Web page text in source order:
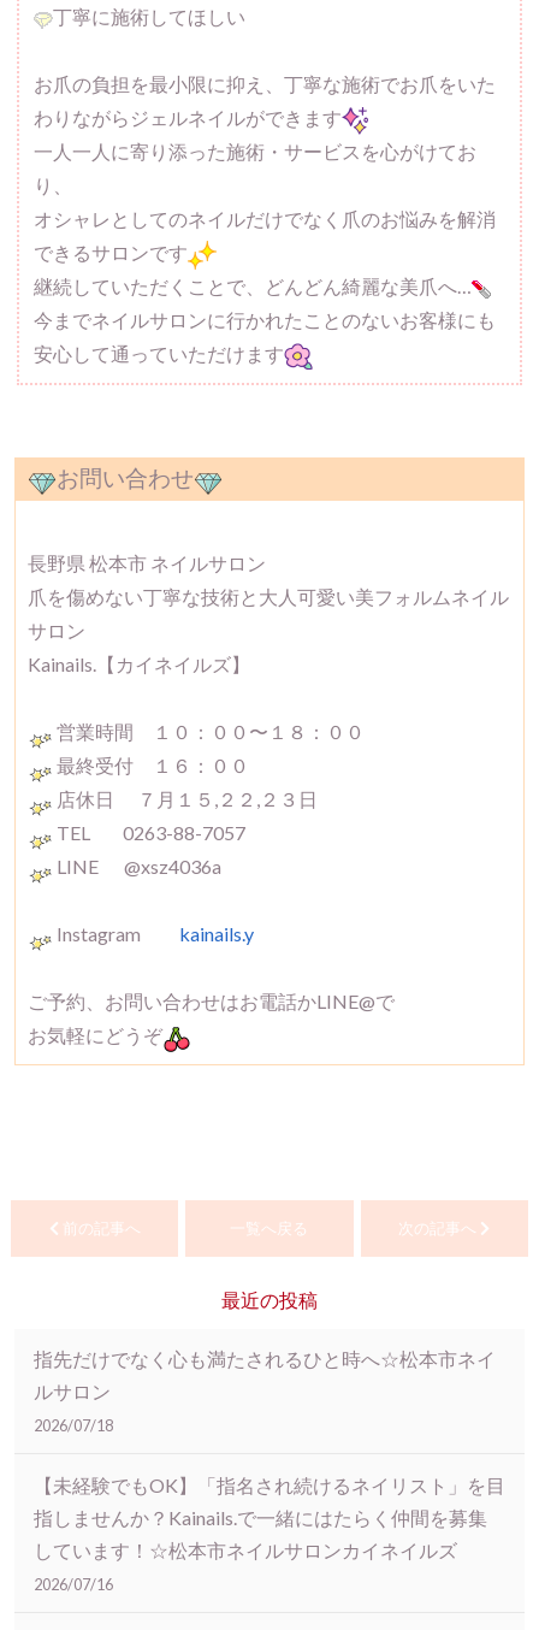
丁寧に施術してほしい
お爪の負担を最小限に抑え、丁寧な施術でお爪をいた
わりながらジェルネイルができます
一人一人に寄り添った施術・サービスを心がけてお
り、
オシャレとしてのネイルだけでなく爪のお悩みを解消
できるサロンです
継続していただくことで、どんどん綺麗な美爪へ…
今までネイルサロンに行かれたことのないお客様にも
安心して通っていただけます
お問い合わせ
長野県 松本市 ネイルサロン
爪を傷めない丁寧な技術と大人可愛い美フォルムネイル
サロン
Kainails.【カイネイルズ】
営業時間 １０：００〜１８：００
最終受付 １６：００
店休日 ７月１５,２２,２３日
TEL 0263-88-7057
LINE @xsz4036a
Instagram kainails.y
ご予約、お問い合わせはお電話かLINE@で
お気軽にどうぞ
前の記事へ 一覧へ戻る 次の記事へ
最近の投稿
指先だけでなく心も満たされるひと時へ☆松本市ネイ
ルサロン
2026/07/18
【未経験でもOK】「指名され続けるネイリスト」を目
指しませんか？Kainails.で一緒にはたらく仲間を募集
しています！☆松本市ネイルサロンカイネイルズ
2026/07/16